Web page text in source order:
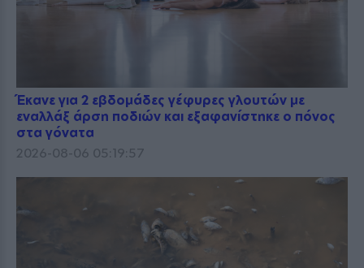
Έκανε για 2 εβδομάδες γέφυρες γλουτών με
εναλλάξ άρση ποδιών και εξαφανίστηκε ο πόνος
στα γόνατα
2026-08-06 05:19:57